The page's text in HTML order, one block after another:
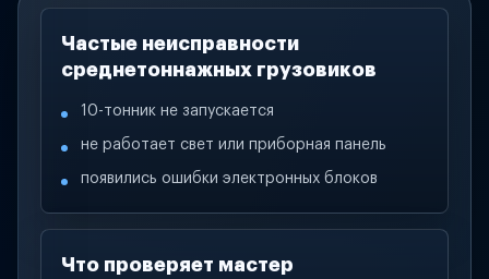
Частые неисправности
среднетоннажных грузовиков
10-тонник не запускается
не работает свет или приборная панель
появились ошибки электронных блоков
Что проверяет мастер